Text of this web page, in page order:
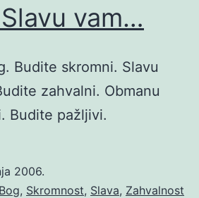
vam…
Budite skromni. Slavu
zahvalni. Obmanu
Budite pažljivi.
2006.
Bog, Skromnost, Slava, Zahvalnost